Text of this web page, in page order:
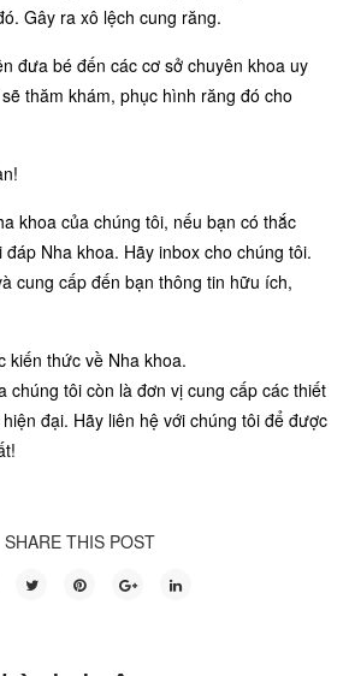
Gây ra xô lệch cung răng.
đưa bé đến các cơ sở chuyên khoa uy
thăm khám, phục hình răng đó cho
khoa của chúng tôi, nếu bạn có thắc
Nha khoa. Hãy inbox cho chúng tôi.
cung cấp đến bạn thông tin hữu ích,
kiến thức về Nha khoa.
chúng tôi còn là đơn vị cung cấp các thiết
đại. Hãy liên hệ với chúng tôi để được
SHARE THIS POST